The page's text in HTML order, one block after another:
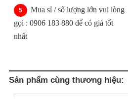
Mua sỉ / số lượng lớn vui lòng
gọi : 0906 183 880 để có giá tốt
nhất
Sản phẩm cùng thương hiệu: